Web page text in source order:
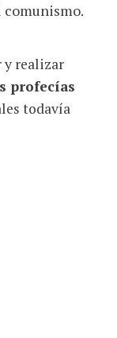
comunismo.
y realizar
profecías
todavía